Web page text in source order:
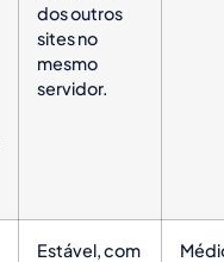
dos outros
sites no
mesmo
servidor.
Estável, com